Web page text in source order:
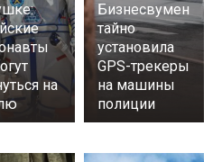
на
Бизнесвумен
тайно
установила
GPS-трекеры
на машины
полиции